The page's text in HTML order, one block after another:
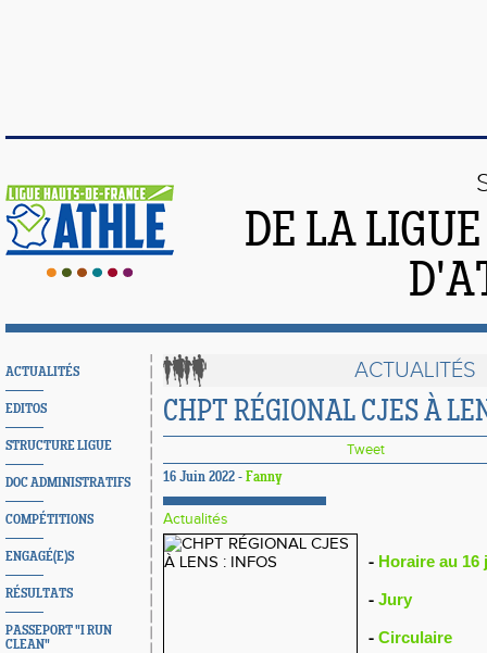
DE LA
ACTUALITÉS
EDITOS
STRUCTURE LIGUE
DOC ADMINISTRATIFS
COMPÉTITIONS
ENGAGÉ(E)S
RÉSULTATS
PASSEPORT "I RUN
CLEAN"
ACTUALITÉS
CHPT RÉGIONAL CJES À
Tweet
16 Juin 2022 - Fanny
Actualités
- Horaire au 16
- Jury
- Circulaire